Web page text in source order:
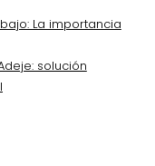
La importancia
solución